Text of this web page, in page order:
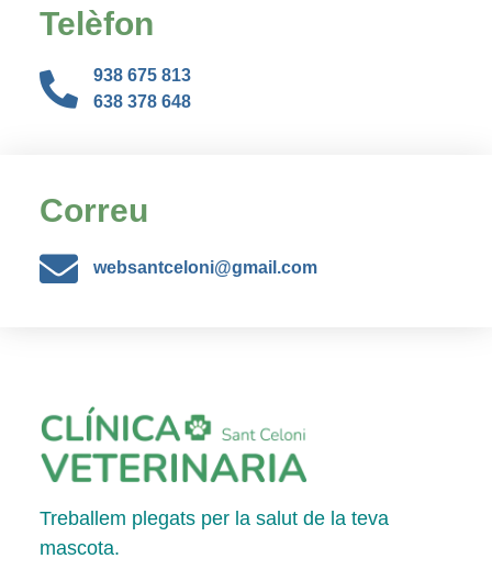
Telèfon
938 675 813
638 378 648
Correu
websantceloni@gmail.com
Treballem plegats per la salut de la teva
mascota.